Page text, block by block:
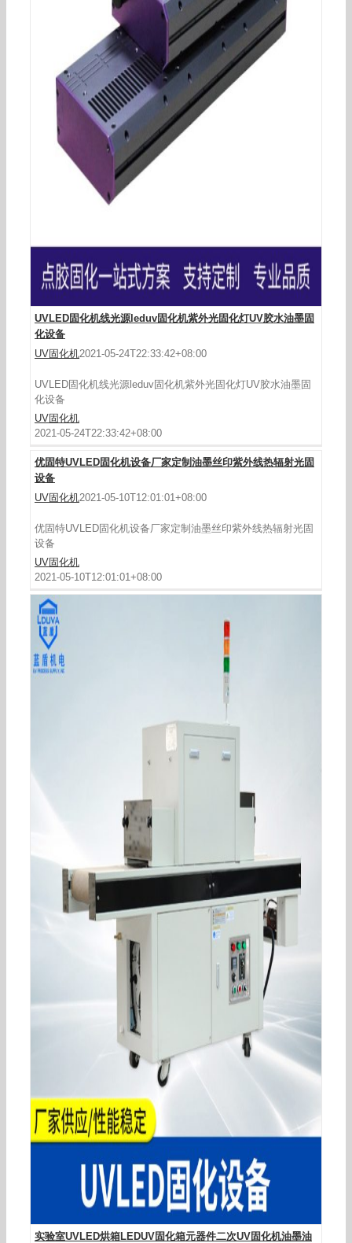
UVLED固化机线光源leduv固化机紫外光固化灯UV胶水油墨固
化设备
UV固化机2021-05-24T22:33:42+08:00
UVLED固化机线光源leduv固化机紫外光固化灯UV胶水油墨固
化设备
UV固化机
2021-05-24T22:33:42+08:00
优固特UVLED固化机设备厂家定制油墨丝印紫外线热辐射光固
设备
UV固化机2021-05-10T12:01:01+08:00
优固特UVLED固化机设备厂家定制油墨丝印紫外线热辐射光固
设备
UV固化机
2021-05-10T12:01:01+08:00
实验室UVLED烘箱LEDUV固化箱元器件二次UV固
化机油墨油漆固化
实验室UVLED烘箱LEDUV固化箱元器件二次UV固化机油墨油
小型隧道炉uvled固化机紫外线面光源风冷丝印粘
接桌面式固化设备